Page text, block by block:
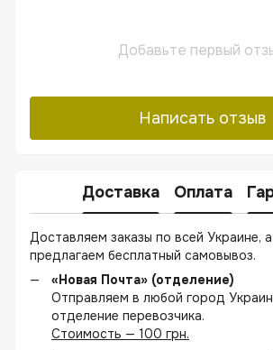
Добавьте первый
Написать отзыв
Доставка Оплата
Доставляем заказы по всей Украине,
предлагаем бесплатный самовывоз.
«Новая Почта» (отделение)
Отправляем в любой город
отделение перевозчика.
Стоимость — 100 грн.